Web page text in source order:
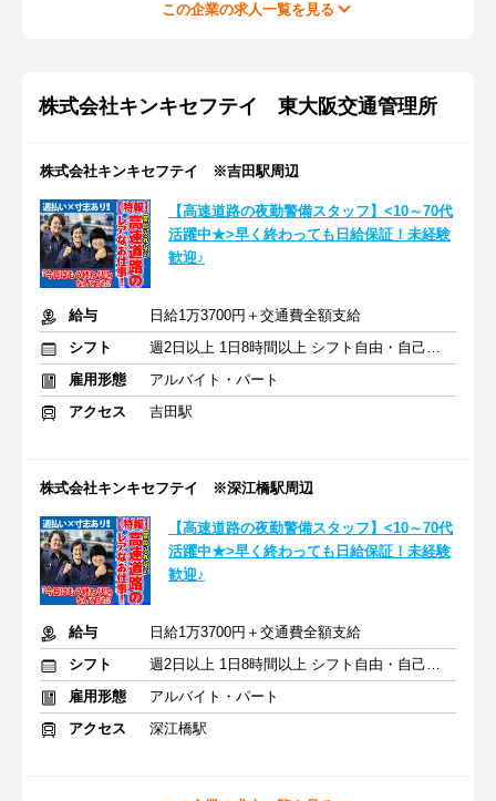
この企業の求人一覧を見る
株式会社キンキセフテイ 東大阪交通管理所
株式会社キンキセフテイ ※吉田駅周辺
【高速道路の夜勤警備スタッフ】<10～70代
活躍中★>早く終わっても日給保証！未経験
歓迎♪
給与
日給1万3700円＋交通費全額支給
シフト
週2日以上 1日8時間以上 シフト自由・自己申告
雇用形態
アルバイト・パート
アクセス
吉田駅
株式会社キンキセフテイ ※深江橋駅周辺
【高速道路の夜勤警備スタッフ】<10～70代
活躍中★>早く終わっても日給保証！未経験
歓迎♪
給与
日給1万3700円＋交通費全額支給
シフト
週2日以上 1日8時間以上 シフト自由・自己申告
雇用形態
アルバイト・パート
アクセス
深江橋駅